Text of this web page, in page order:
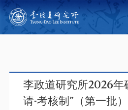
李政道研究所2026年
请-考核制”（第一批